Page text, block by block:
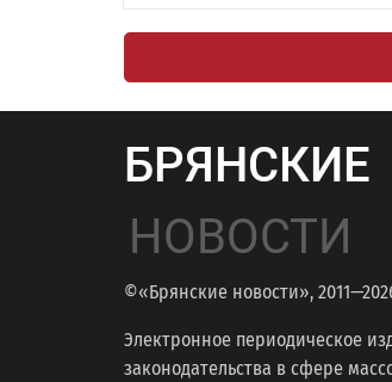
БРЯНСКИЕ
НОВОСТИ
©«Брянские новости»,
Электронное периодическое
законодательства в сфере